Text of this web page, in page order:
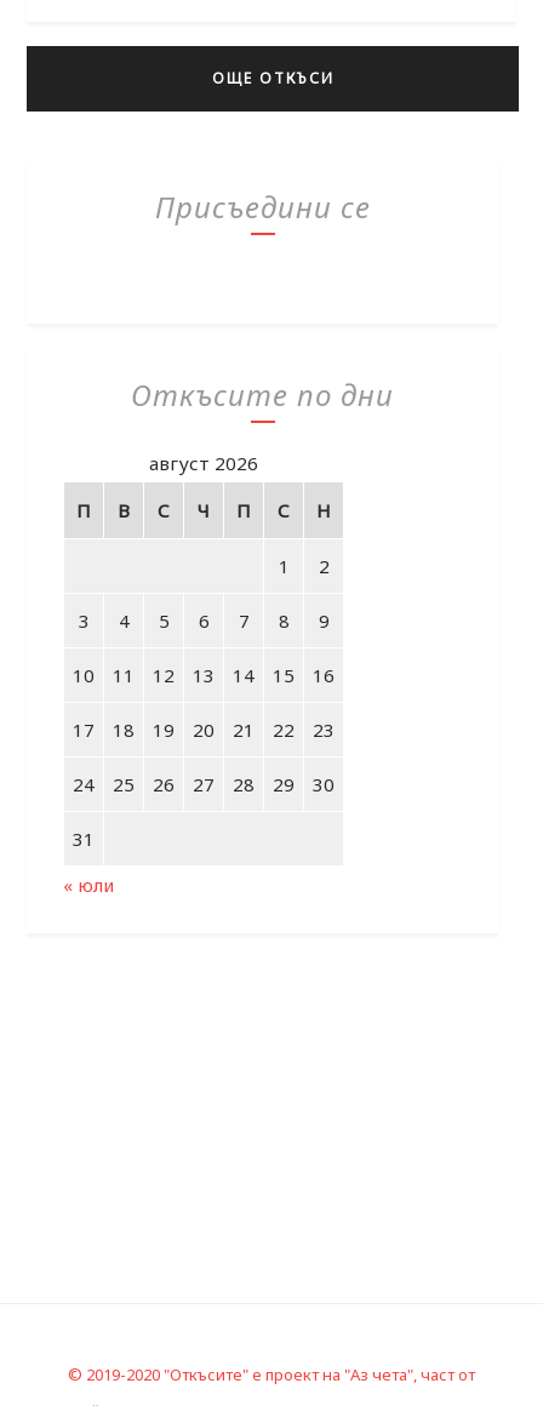
ОЩЕ ОТКЪСИ
Присъедини се
Откъсите по дни
август 2026
П
В С Ч П С Н
1 2
3 4 5 6 7 8 9
10 11 12 13 14 15 16
17 18 19 20 21 22 23
24 25 26 27 28 29 30
31
« юли
© 2019-2020 "Откъсите" е проект на "Аз чета", част от